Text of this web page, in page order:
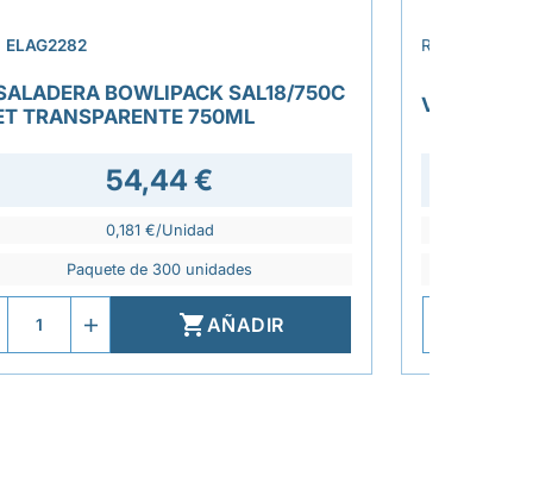
ELAG2282
BOWLIPACK SAL18/750C
TRANSPARENTE 750ML
54,44 €
0,181 €/Unidad
Paquete de 300 unidades
AÑADIR
REF.
VASO